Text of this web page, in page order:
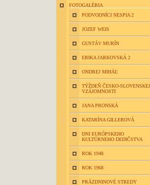
FOTOGALÉRIA
PODVODNÍCI NESPIA 2
JOZEF WEIS
GUSTÁV MURÍN
ERIKA JARKOVSKÁ 2
ONDREJ MIHÁĽ
TÝŽDEŇ ČESKO-SLOVENSKEJ
VZÁJOMNOSTI
JANA PRONSKÁ
KATARÍNA GILLEROVÁ
DNI EURÓPSKEHO
KULTÚRNEHO DEDIČSTVA
ROK 1948
ROK 1968
PRÁZDNINOVÉ STREDY